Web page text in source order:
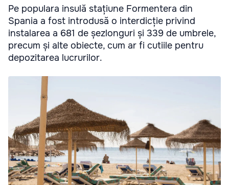
Pe populara insulă stațiune Formentera din
Spania a fost introdusă o interdicție privind
instalarea a 681 de șezlonguri și 339 de umbrele,
precum și alte obiecte, cum ar fi cutiile pentru
depozitarea lucrurilor.